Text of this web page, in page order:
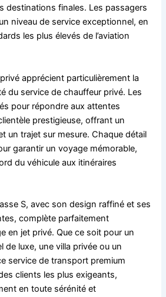
destinations finales. Les passagers
niveau de service exceptionnel, en
les plus élevés de l’aviation
apprécient particulièrement la
du service de chauffeur privé. Les
pour répondre aux attentes
prestigieuse, offrant un
un trajet sur mesure. Chaque détail
garantir un voyage mémorable,
du véhicule aux itinéraires
S, avec son design raffiné et ses
complète parfaitement
en jet privé. Que ce soit pour un
de luxe, une villa privée ou un
service de transport premium
clients les plus exigeants,
en toute sérénité et